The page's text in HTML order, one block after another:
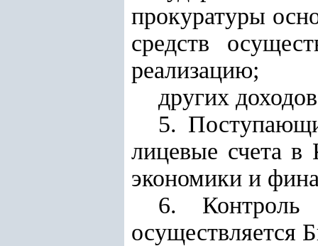
прокуратуры
средств
реализацию;
других
5.
лицевые счетав
экономики и
6. Контроль
осуществляется